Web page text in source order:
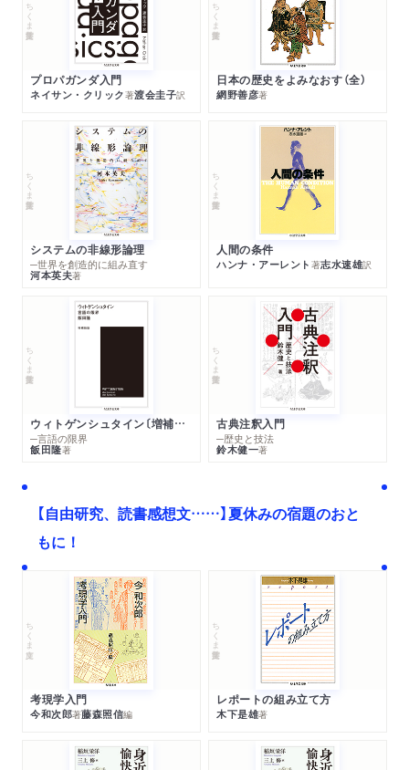
ちくま学芸文庫
プロパガンダ入門
ネイサン・クリック著渡会圭子訳
ちくま学芸文庫
日本の歴史をよみなおす（全）
網野善彦著
ちくま学芸文庫
システムの非線形論理
─世界を創造的に組み直す
河本英夫著
ちくま学芸文庫
人間の条件
ハンナ・アーレント 著志水速雄訳
ちくま学芸文庫
ウィトゲンシュタイン〔増補新版〕
─言語の限界
飯田隆著
ちくま学芸文庫
古典注釈入門
─歴史と技法
鈴木健一著
【自由研究、読書感想文……】夏休みの宿題のおと
もに！
ちくま文庫
考現学入門
今和次郎著藤森照信編
ちくま学芸文庫
レポートの組み立て方
木下是雄著